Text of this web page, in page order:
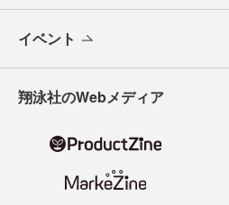
イベント
翔泳社のWebメディア